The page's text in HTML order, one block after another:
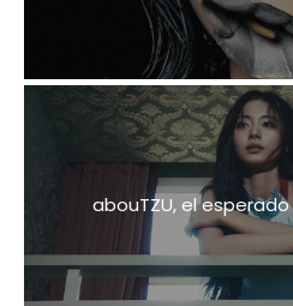
abouTZU, el